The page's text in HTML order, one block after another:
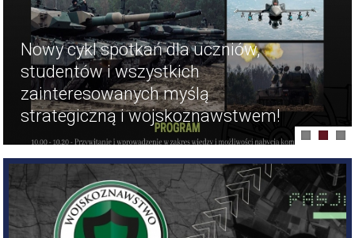
Wyróżnione
Nowy cykl spotkań dla uczniów,
studentów i wszystkich
zainteresowanych myślą
strategiczną i wojskoznawstwem!
KIERUNKI